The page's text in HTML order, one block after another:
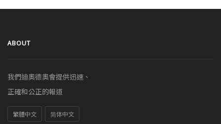
ABOUT
我們迪奧德奧會提供迅速、
正確和公正的報道
繁體中文 简体中文